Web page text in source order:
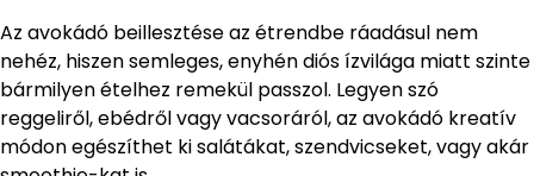
Az avokádó beillesztése az étrendbe ráadásul nem
nehéz, hiszen semleges, enyhén diós ízvilága miatt szinte
bármilyen ételhez remekül passzol. Legyen szó
reggeliről, ebédről vagy vacsoráról, az avokádó kreatív
módon egészíthet ki salátákat, szendvicseket, vagy akár